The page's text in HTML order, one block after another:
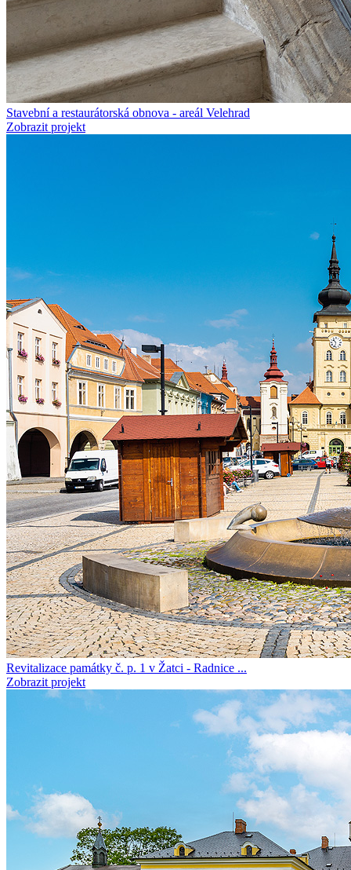
Stavební a restaurátorská obnova - areál Velehrad
Zobrazit projekt
Revitalizace památky č. p. 1 v Žatci - Radnice ...
Zobrazit projekt